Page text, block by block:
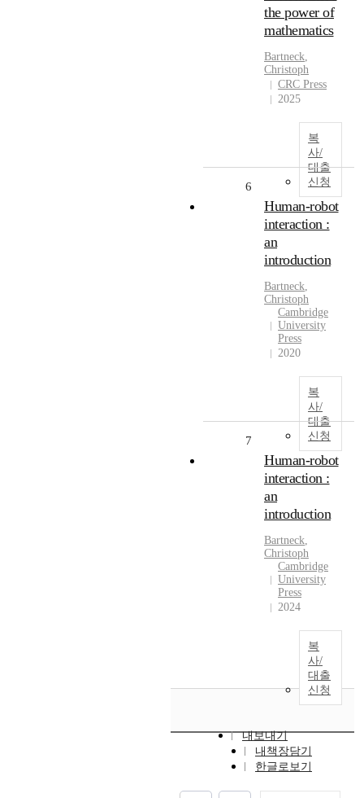
the power of
mathematics
Bartneck,
Christoph
CRC Press
2025
복
사/
대출
신청
6
Human-robot
interaction :
an
introduction
Bartneck,
Christoph
Cambridge
University
Press
2020
복
사/
대출
신청
7
Human-robot
interaction :
an
introduction
Bartneck,
Christoph
Cambridge
University
Press
2024
복
사/
대출
신청
내보내기
내책장담기
한글로보기